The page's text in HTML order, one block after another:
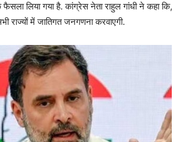
लिया गया है. कांग्रेस नेता राहुल गांधी ने कहा कि,
राज्यों में जातिगत जनगणना करवाएगी.